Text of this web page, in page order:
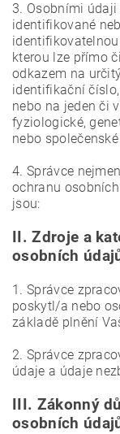
3. Osobními
identifikované
kterou lze přímo
odkazem na
identifikační
nebo na jeden či
fyziologické,
nebo
4. Správce
ochranu
jsou:
II.Zdroje a
osobních
1. Správce
poskytl/a nebo
základě plnění
2. Správce
údaje a údaje
III. Zákonný
osobních